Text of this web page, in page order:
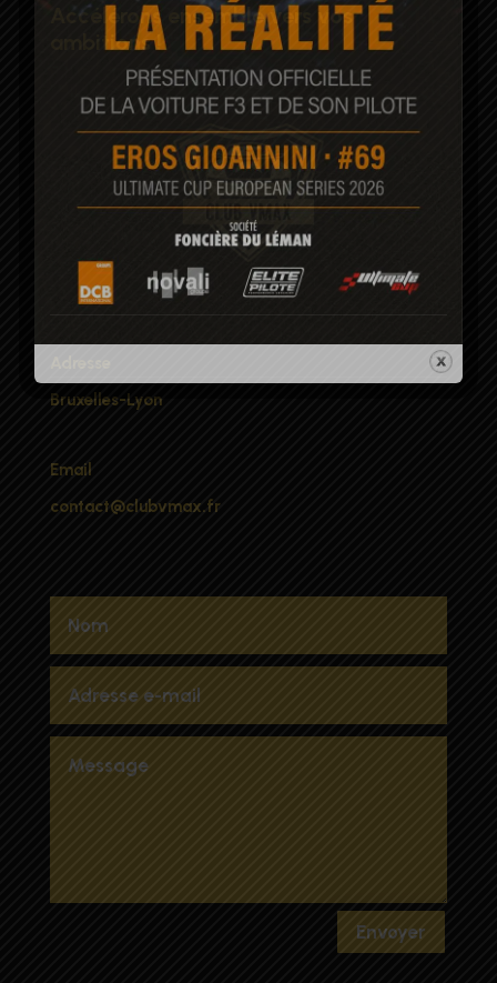
Accélérons ensemble vers vos
ambitions !
Bruxelles-Lyon
Email
contact@clubvmax.fr
Envoyer